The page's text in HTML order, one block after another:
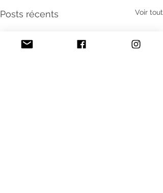
Posts récents Voir tout